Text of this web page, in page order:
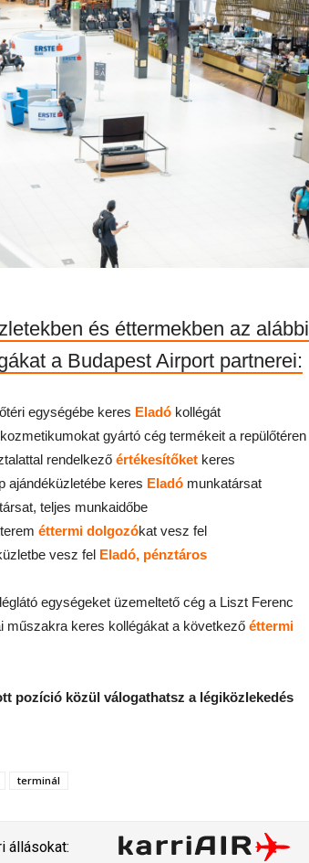
és éttermekben az alábbi
a Budapest Airport partnerei:
egységébe keres Eladó kollégát
gyártó cég termékeit a repülőtéren
rendelkező értékesítőket keres
ajándéküzletébe keres Eladó munkatársat
teljes munkaidőbe
éttermi dolgozókat vesz fel
vesz fel Eladó, pénztáros
egységeket üzemeltető cég a Liszt Ferenc
műszakra keres kollégákat a következő éttermi
pozíció közül válogathatsz a légiközlekedés
terminál
állásokat: